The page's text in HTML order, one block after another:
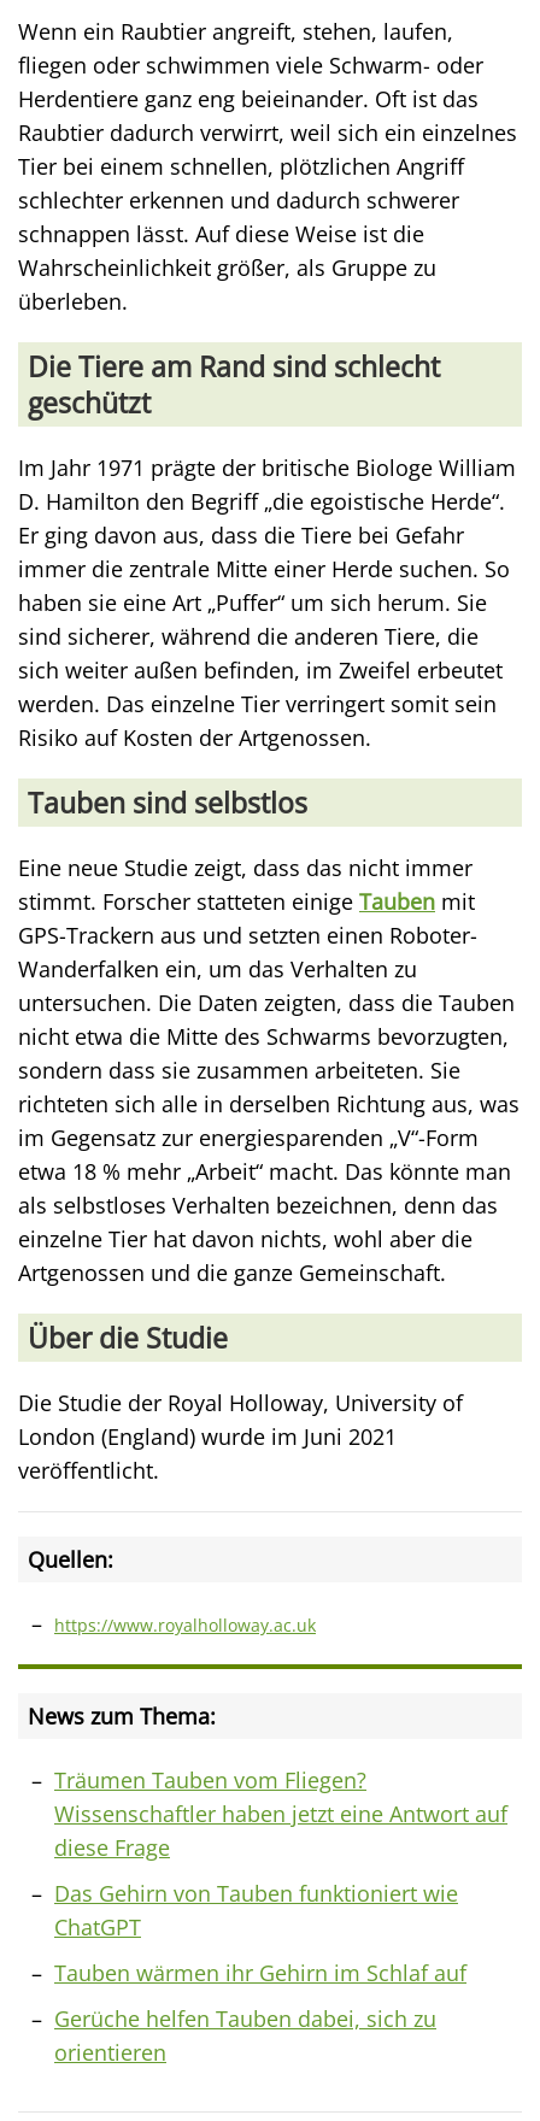
Wenn ein Raubtier angreift, stehen, laufen,
fliegen oder schwimmen viele Schwarm- oder
Herdentiere ganz eng beieinander. Oft ist das
Raubtier dadurch verwirrt, weil sich ein einzelnes
Tier bei einem schnellen, plötzlichen Angriff
schlechter erkennen und dadurch schwerer
schnappen lässt. Auf diese Weise ist die
Wahrscheinlichkeit größer, als Gruppe zu
überleben.
Die Tiere am Rand sind schlecht
geschützt
Im Jahr 1971 prägte der britische Biologe William
D. Hamilton den Begriff „die egoistische Herde“.
Er ging davon aus, dass die Tiere bei Gefahr
immer die zentrale Mitte einer Herde suchen. So
haben sie eine Art „Puffer“ um sich herum. Sie
sind sicherer, während die anderen Tiere, die
sich weiter außen befinden, im Zweifel erbeutet
werden. Das einzelne Tier verringert somit sein
Risiko auf Kosten der Artgenossen.
Tauben sind selbstlos
Eine neue Studie zeigt, dass das nicht immer
stimmt. Forscher statteten einige Tauben mit
GPS-Trackern aus und setzten einen Roboter-
Wanderfalken ein, um das Verhalten zu
untersuchen. Die Daten zeigten, dass die Tauben
nicht etwa die Mitte des Schwarms bevorzugten,
sondern dass sie zusammen arbeiteten. Sie
richteten sich alle in derselben Richtung aus, was
im Gegensatz zur energiesparenden „V“-Form
etwa 18 % mehr „Arbeit“ macht. Das könnte man
als selbstloses Verhalten bezeichnen, denn das
einzelne Tier hat davon nichts, wohl aber die
Artgenossen und die ganze Gemeinschaft.
Über die Studie
Die Studie der Royal Holloway, University of
London (England) wurde im Juni 2021
veröffentlicht.
Quellen:
https://www.royalholloway.ac.uk
News zum Thema:
Träumen Tauben vom Fliegen?
Wissenschaftler haben jetzt eine Antwort auf
diese Frage
Das Gehirn von Tauben funktioniert wie
ChatGPT
Tauben wärmen ihr Gehirn im Schlaf auf
Gerüche helfen Tauben dabei, sich zu
orientieren